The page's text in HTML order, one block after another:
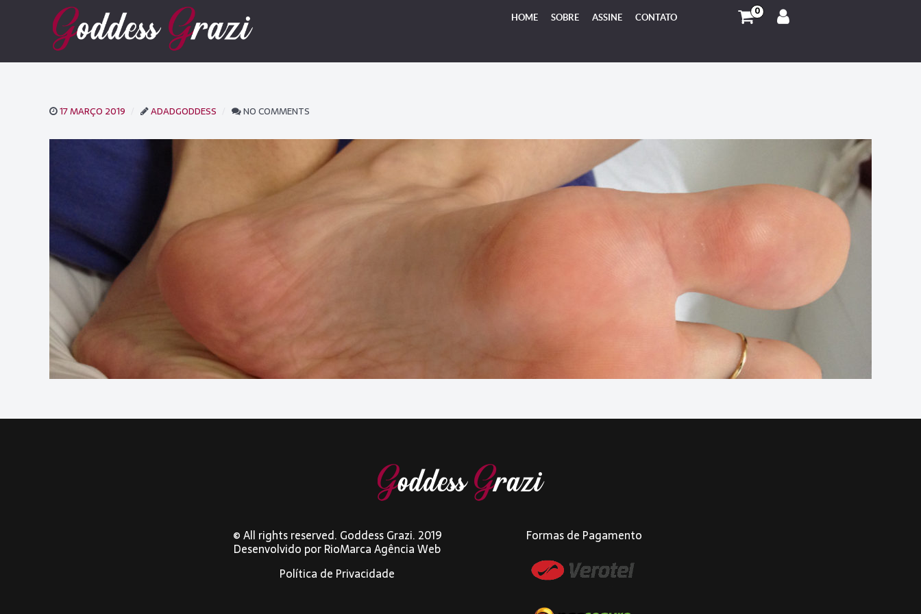
HOME SOBRE ASSINE CONTATO 0
17 MARÇO 2019 ADADGODDESS NO COMMENTS
© All rights reserved. Goddess Grazi. 2019
Desenvolvido porRioMarca Agência Web
Política de Privacidade
Formas de Pagamento